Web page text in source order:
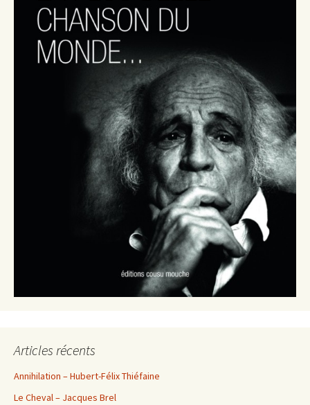
Articles récents
Annihilation – Hubert-Félix Thiéfaine
Le Cheval – Jacques Brel